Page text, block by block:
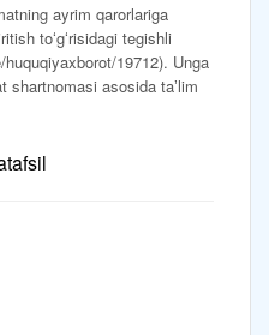
ayrim qarorlariga
toʻgʻrisidagi tegishli
19712). Unga
shartnomasi asosida taʼlim